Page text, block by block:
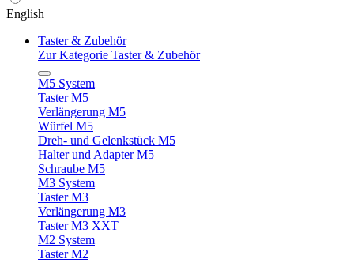
English
Taster & Zubehör
Zur Kategorie Taster & Zubehör
M5 System
Taster M5
Verlängerung M5
Würfel M5
Dreh- und Gelenkstück M5
Halter und Adapter M5
Schraube M5
M3 System
Taster M3
Verlängerung M3
Taster M3 XXT
M2 System
Taster M2